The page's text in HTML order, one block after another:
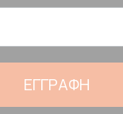
ΕΓΓΡΑΦΗ